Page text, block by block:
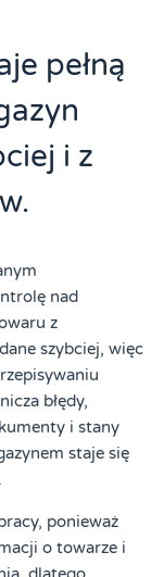
pełną
i z
nad
z
szybciej, więc
błędy,
i stany
staje się
ponieważ
o towarze i